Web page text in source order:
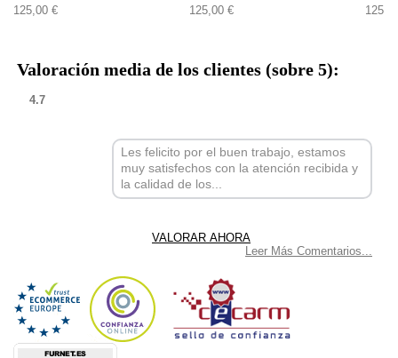
125,00 € 125,00 €
Valoración media de los clientes (sobre 5):
4.7
Les felicito por el buen trabajo, estamos
muy satisfechos con la atención recibida y
la calidad de los...
Leer Más Comentarios...